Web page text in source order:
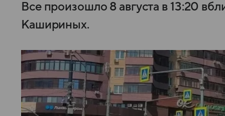
Все произошло 8 августа в 13:20
Кашириных.